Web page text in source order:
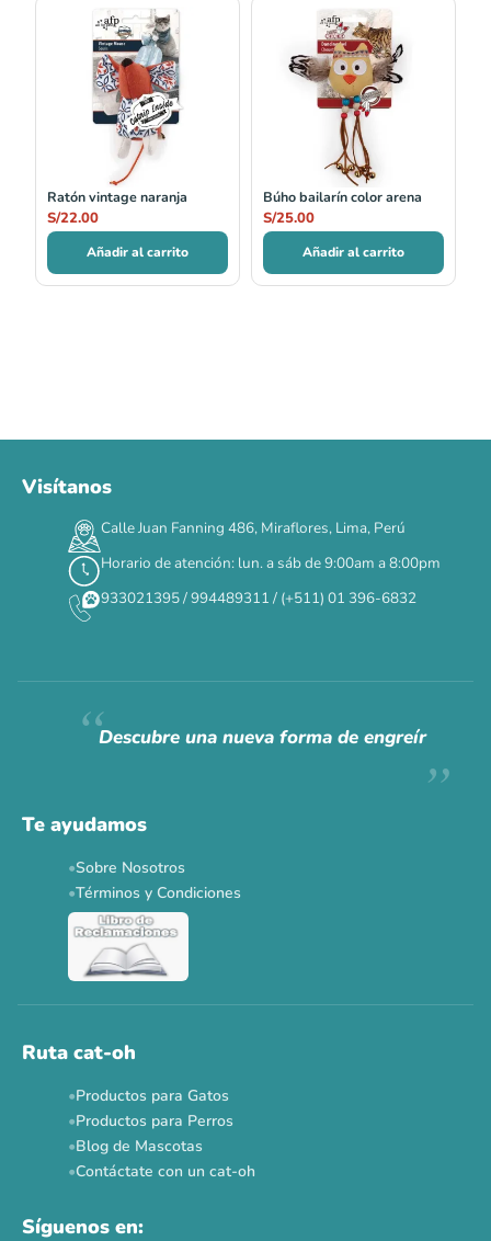
Ratón vintage naranja
S/22.00
Añadir al carrito
Búho bailarín color arena
S/25.00
Añadir al carrito
DÍAS HORAS MIN SEG
✕
Siempre fuimosraros.
Ver todas las promos 🐾
Visítanos
Calle Juan Fanning 486, Miraflores, Lima, Perú
Horario de atención: lun. a sáb de 9:00am a 8:00pm
933021395 / 994489311 / (+511) 01 396-6832
Descubre una nueva forma de engreír
Te ayudamos
Sobre Nosotros
Términos y Condiciones
Ruta cat-oh
Productos para Gatos
Productos para Perros
Blog de Mascotas
Contáctate con un cat-oh
Síguenos en: